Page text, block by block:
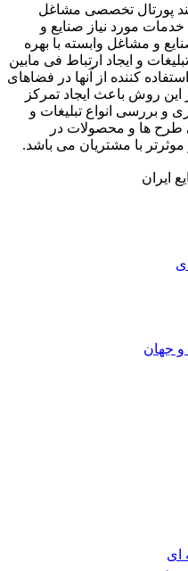
پورتال تخصصی مشاغل
مورد نیاز صنایع و
و مشاغل وابسته با بهره
و ایجاد ارتباط فی مابین
کننده از آنها در فضاهای
این روش باعث ایجاد تمرکز
و بررسی انواع تبلیغات و
طرح ها و محصولات در
با مشتریان می باشد.
ایران
و جهان
ای